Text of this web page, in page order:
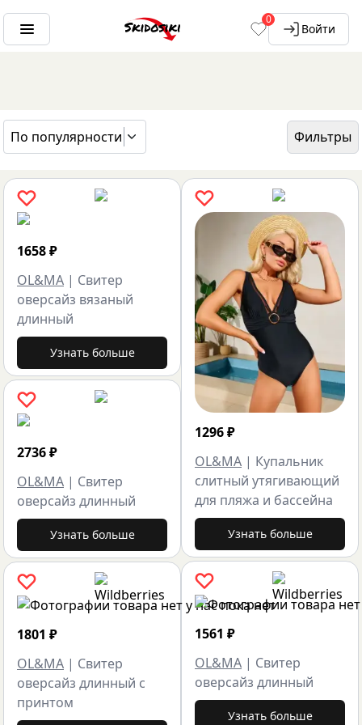
0
Войти
По популярности
Фильтры
ГЛАВНАЯ
БРЕНДЫ
1658₽
OL&MA | Свитер
оверсайз вязаный
длинный
Узнать больше
2736₽
OL&MA | Свитер
оверсайз длинный
Узнать больше
1801 ₽
OL&MA | Свитер
оверсайз длинный с
принтом
1296₽
OL&MA | Купальник
слитный утягивающий
для пляжа и бассейна
Узнать больше
1561 ₽
OL&MA | Свитер
оверсайз длинный
Узнать больше